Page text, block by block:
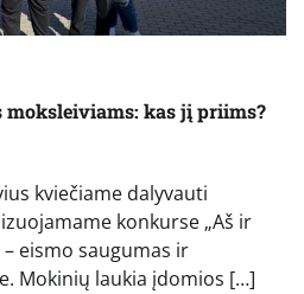
moksleiviams: kas jį priims?
kviečiame dalyvauti
konkurse „Aš ir
eismo saugumas ir
Mokinių laukia įdomios […]